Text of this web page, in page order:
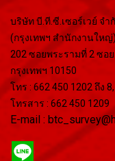
บริษัท บี.ที.ซี.เซอร์เวย์ จำ
(กรุงเทพฯ สำนักงานใหญ่)
202 ซอยพระรามที่ 2 ซอ
กรุงเทพฯ 10150
โทร : 662 450 1202 ถึง
โทรสาร : 662 450 1209
E-mail :